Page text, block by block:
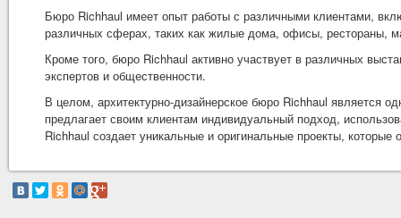
Бюро Richhaul имеет опыт работы с различными клиентами,
различных сферах, таких как жилые дома, офисы, рестораны,
Кроме того, бюро Richhaul активно участвует в различных
экспертов и общественности.
В целом, архитектурно-дизайнерское бюро Richhaul является
предлагает своим клиентам индивидуальный подход,
Richhaul создает уникальные и оригинальные проекты,